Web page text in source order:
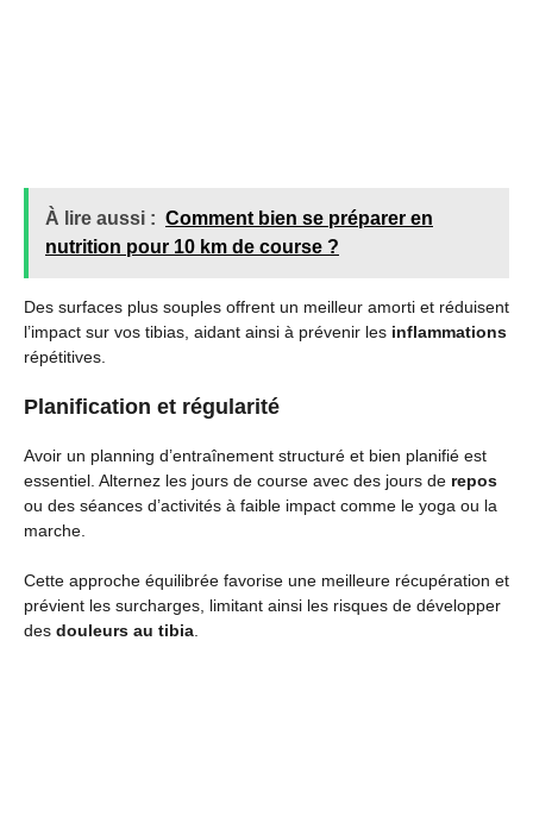
À lire aussi : Comment bien se préparer en
nutrition pour 10 km de course ?
Des surfaces plus souples offrent un meilleur amorti et réduisent
l’impact sur vos tibias, aidant ainsi à prévenir les inflammations
répétitives.
Planification et régularité
Avoir un planning d’entraînement structuré et bien planifié est
essentiel. Alternez les jours de course avec des jours de repos
ou des séances d’activités à faible impact comme le yoga ou la
marche.
Cette approche équilibrée favorise une meilleure récupération et
prévient les surcharges, limitant ainsi les risques de développer
des douleurs au tibia